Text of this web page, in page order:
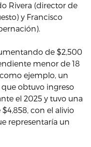
Rivera (director de
y Francisco
de $2,500
menor de 18
ejemplo, un
obtuvo ingreso
el 2025 y tuvo una
con el alivio
representaría un